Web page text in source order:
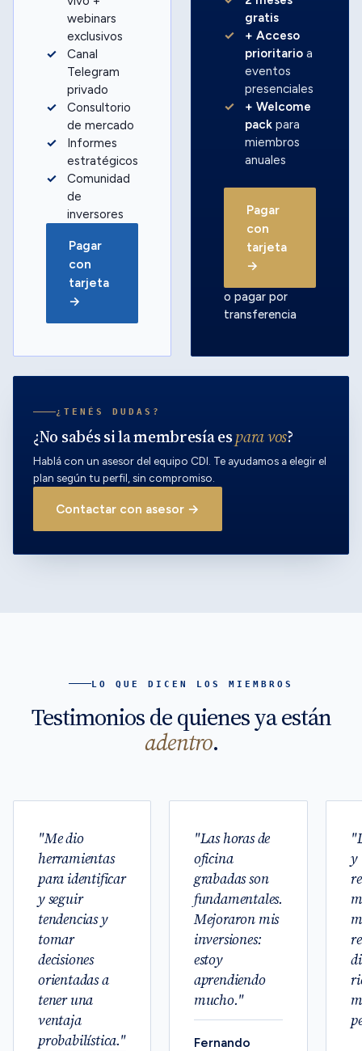
webinars
exclusivos
Canal
Telegram
privado
Consultorio
de mercado
Informes
estratégicos
Comunidad
de
inversores
Pagar
con
tarjeta
→
gratis
+ Acceso
prioritario a
eventos
presenciales
+ Welcome
pack para
miembros
anuales
Pagar
con
tarjeta
→
o pagar por
transferencia
¿TENÉS DUDAS?
¿No sabés si la membresía espara vos?
Hablá con un asesor del equipo CDI. Te ayudamos a elegir el
plan según tu perfil, sin compromiso.
Contactar con asesor →
LO QUE DICEN LOS MIEMBROS
Testimonios de quienes ya están
adentro.
"Me dio
herramientas
para identificar
y seguir
tendencias y
tomar
decisiones
orientadas a
tener una
ventaja
probabilística."
"Las horas de
oficina
grabadas son
fundamentales.
Mejoraron mis
inversiones:
estoy
aprendiendo
mucho."
Fernando
y